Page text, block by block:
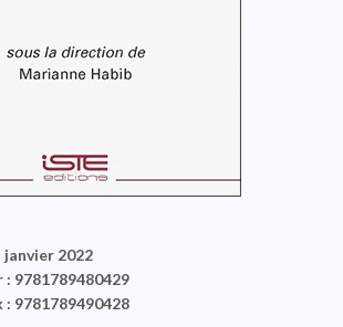
janvier 2022
: 9781789480429
: 9781789490428